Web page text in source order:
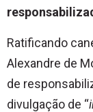
Ratificando
Alexandre de
de
divulgação de “